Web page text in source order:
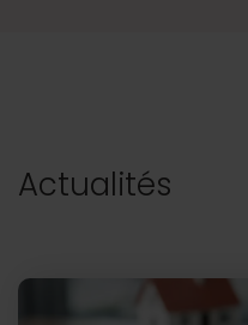
Actualités